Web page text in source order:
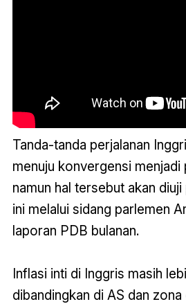
Tanda-tanda perjalanan
menuju konvergensi menjadi
namun hal tersebut akan
ini melalui sidang parlemen
laporan PDB bulanan.
Inflasi inti di Inggris masih
dibandingkan di AS dan